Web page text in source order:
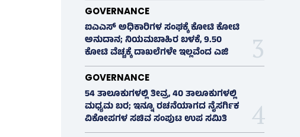
GOVERNANCE
ಐಎಎಸ್‌ ಅಧಿಕಾರಿಗಳ ಸಂಘಕ್ಕೆ ಕೋಟಿ ಕೋಟಿ
ಅನುದಾನ; ನಿಯಮಬಾಹಿರ ಬಳಕೆ, 9.50
ಕೋಟಿ ವೆಚ್ಚಕ್ಕೆ ದಾಖಲೆಗಳೇ ಇಲ್ಲವೆಂದ ಎಜಿ
GOVERNANCE
54 ತಾಲೂಕುಗಳಲ್ಲಿ ತೀವ್ರ, 40 ತಾಲೂಕುಗಳಲ್ಲಿ
ಮಧ್ಯಮ ಬರ; ಇನ್ನೂ ರಚನೆಯಾಗದ ನೈಸರ್ಗಿಕ
ವಿಕೋಪಗಳ ಸಚಿವ ಸಂಪುಟ ಉಪ ಸಮಿತಿ